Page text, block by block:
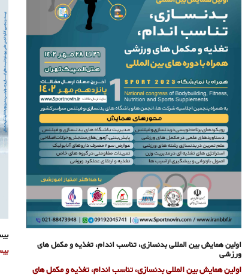
اولین همایش بین المللی بدنسازی، تناسب اندام، تغذیه و مکمل های
ورزشی
اولین همایش بین المللی بدنسازی، تناسب اندام، تغذیه و مکمل های